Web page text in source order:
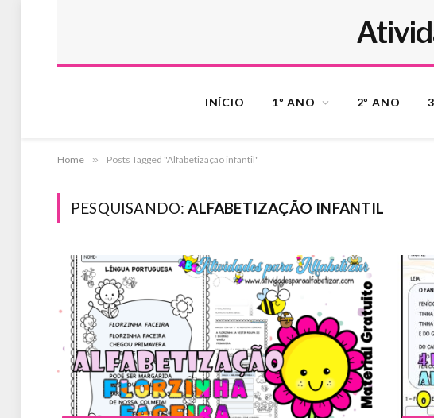
INÍCIO 1º ANO 2º ANO
Home » Posts Tagged "Alfabetização infantil"
PESQUISANDO:ALFABETIZAÇÃO INFANTIL